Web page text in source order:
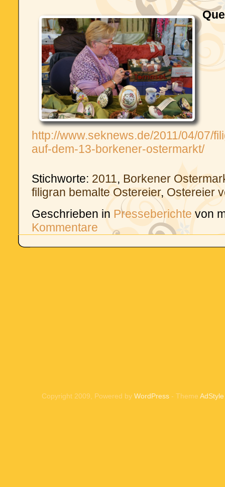
http://www.seknews.de/2011/04/07/
auf-dem-13-borkener-ostermarkt/
Stichworte: 2011, Borkener
filigran bemalte Ostereier, Ostereier
Geschrieben in Presseberichte von
Kommentare
Copyright 2009, Powered by WordPress - Theme AdStyle